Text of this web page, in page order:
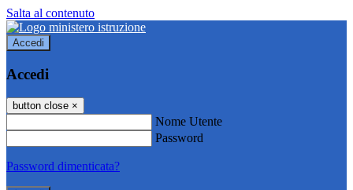
Salta al contenuto
Accedi
Accedi
button close ×
Nome Utente
Password
Password dimenticata?